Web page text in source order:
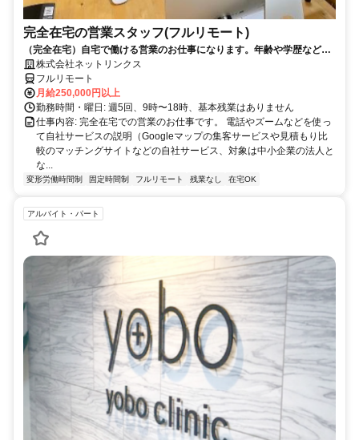
完全在宅の営業スタッフ(フルリモート)
（完全在宅）自宅で働ける営業のお仕事になります。年齢や学歴など問
いません。
株式会社ネットリンクス
フルリモート
月給250,000円以上
勤務時間・曜日: 週5回、9時〜18時、基本残業はありません
仕事内容: 完全在宅での営業のお仕事です。 電話やズームなどを使っ
て自社サービスの説明（Googleマップの集客サービスや見積もり比
較のマッチングサイトなどの自社サービス、対象は中小企業の法人と
な...
変形労働時間制 固定時間制 フルリモート 残業なし 在宅OK
アルバイト・パート